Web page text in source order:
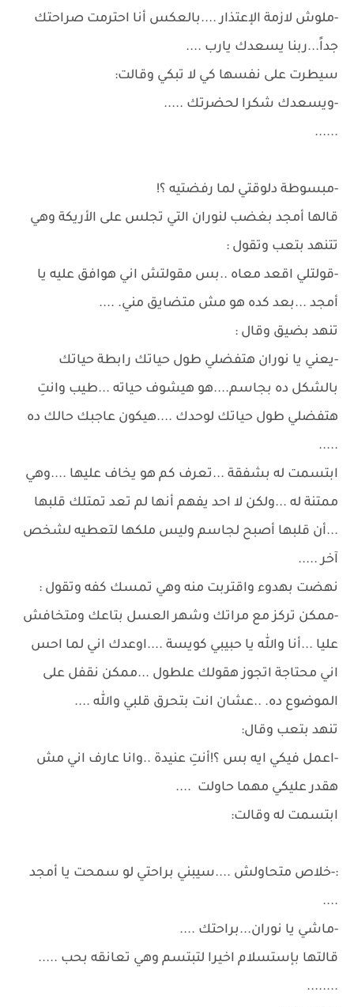
-ملوش لازمة الإعتذار ....بالعكس أنا احترمت صراحتك
جداً...ربنا يسعدك يارب ....
سيطرت على نفسها كي لا تبكي وقالت:
-ويسعدك شكرا لحضرتك .....
......
-مبسوطة دلوقتي لما رفضتيه ؟!
قالها أمجد بغضب لنوران التي تجلس على الأريكة وهي
تتنهد بتعب وتقول :
-قولتلي اقعد معاه ..بس مقولتش اني هوافق عليه يا
أمجد ...بعد كده هو مش متضايق مني. ....
تنهد بضيق وقال :
-يعني يا نوران هتفضلي طول حياتك رابطة حياتك
بالشكل ده بجاسم....هو هيشوف حياته ...طيب وانتِ
هتفضلي طول حياتك لوحدك ....هيكون عاجبك حالك ده
.....
ابتسمت له بشفقة ...تعرف كم هو يخاف عليها ....وهي
ممتنة له ...ولكن لا احد يفهم أنها لم تعد تمتلك قلبها
...أن قلبها أصبح لجاسم وليس ملكها لتعطيه لشخص
آخر .....
نهضت بهدوء واقتربت منه وهي تمسك كفه وتقول :
-ممكن تركز مع مراتك وشهر العسل بتاعك ومتخافش
عليا ...أنا والله يا حبيبي كويسة ....اوعدك اني لما احس
اني محتاجة اتجوز هقولك علطول ...ممكن نقفل على
الموضوع ده. ..عشان انت بتحرق قلبي والله ....
تنهد بتعب وقال:
-اعمل فيكي ايه بس ؟!أنتِ عنيدة ..وانا عارف اني مش
هقدر عليكي مهما حاولت ....
ابتسمت له وقالت:
:-خلاص متحاولش ....سيبني براحتي لو سمحت يا أمجد
....
-ماشي يا نوران...براحتك ....
قالتها بإستسلام اخيرا لتبتسم وهي تعانقه بحب .....
........